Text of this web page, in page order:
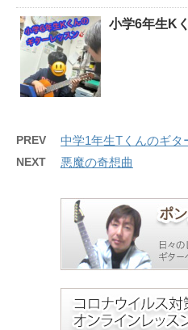
小学6年生K
PREV 中学1年生Tくんのギタ
NEXT 悪魔の奇想曲